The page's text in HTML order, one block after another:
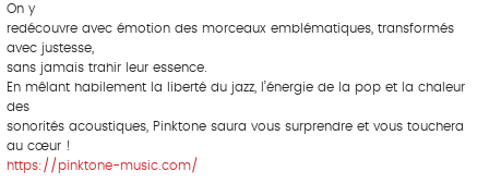
On y
redécouvre avec émotion des morceaux emblématiques, transformés
avec justesse,
sans jamais trahir leur essence.
En mêlant habilement la liberté du jazz, l’énergie de la pop et la chaleur
des
sonorités acoustiques, Pinktone saura vous surprendre et vous touchera
au cœur !
https://pinktone-music.com/